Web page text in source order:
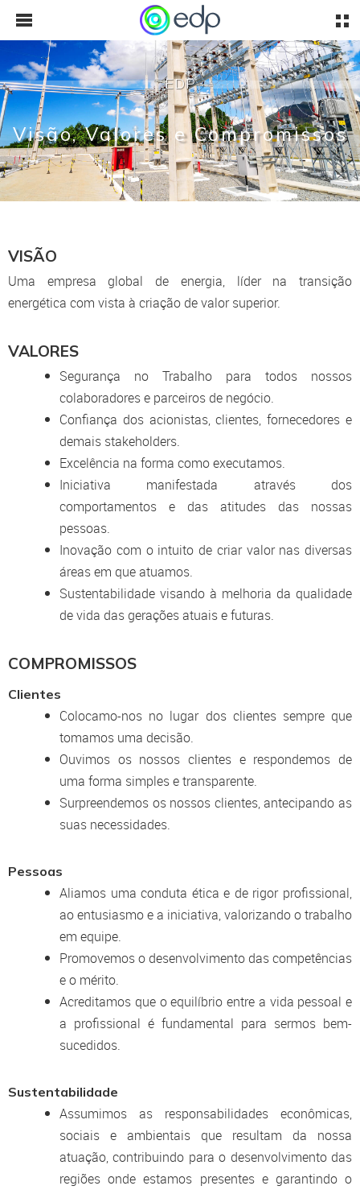
Visão, Valores e Compromissos
EDP
VISÃO
Uma empresa global de energia, líder na transição
energética com vista à criação de valor superior.
VALORES
Segurança no Trabalho para todos nossos
colaboradores e parceiros de negócio.
Confiança dos acionistas, clientes, fornecedores e
demais stakeholders.
Excelência na forma como executamos.
Iniciativa manifestada através dos
comportamentos e das atitudes das nossas
pessoas.
Inovação com o intuito de criar valor nas diversas
áreas em que atuamos.
Sustentabilidade visando à melhoria da qualidade
de vida das gerações atuais e futuras.
COMPROMISSOS
Clientes
Colocamo-nos no lugar dos clientes sempre que
tomamos uma decisão.
Ouvimos os nossos clientes e respondemos de
uma forma simples e transparente.
Surpreendemos os nossos clientes, antecipando as
suas necessidades.
Pessoas
Aliamos uma conduta ética e de rigor profissional,
ao entusiasmo e a iniciativa, valorizando o trabalho
em equipe.
Promovemos o desenvolvimento das competências
e o mérito.
Acreditamos que o equilíbrio entre a vida pessoal e
a profissional é fundamental para sermos bem-
sucedidos.
Sustentabilidade
Assumimos as responsabilidades econômicas,
sociais e ambientais que resultam da nossa
atuação, contribuindo para o desenvolvimento das
regiões onde estamos presentes e garantindo o